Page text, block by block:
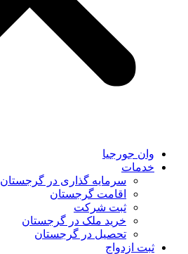
وان جورجیا
خدمات
سرمایه گذاری در گرجستان
اقامت گرجستان
ثبت شرکت
خرید ملک در گرجستان
تحصیل در گرجستان
ثبت ازدواج